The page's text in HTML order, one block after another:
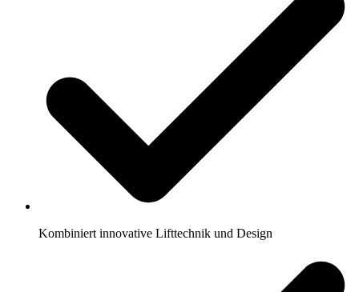
Kombiniert innovative Lifttechnik und Design